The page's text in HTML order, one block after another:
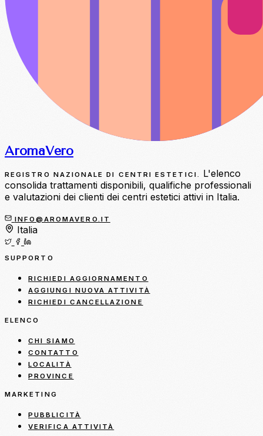
AromaVero
REGISTRO NAZIONALE DI CENTRI ESTETICI.
L'elenco
consolida trattamenti disponibili, qualifiche professionali
e valutazioni dei clienti dei centri estetici attivi in Italia.
INFO@AROMAVERO.IT
Italia
SUPPORTO
RICHIEDI AGGIORNAMENTO
AGGIUNGI NUOVA ATTIVITÀ
RICHIEDI CANCELLAZIONE
ELENCO
CHI SIAMO
CONTATTO
LOCALITÀ
PROVINCE
MARKETING
PUBBLICITÀ
VERIFICA ATTIVITÀ